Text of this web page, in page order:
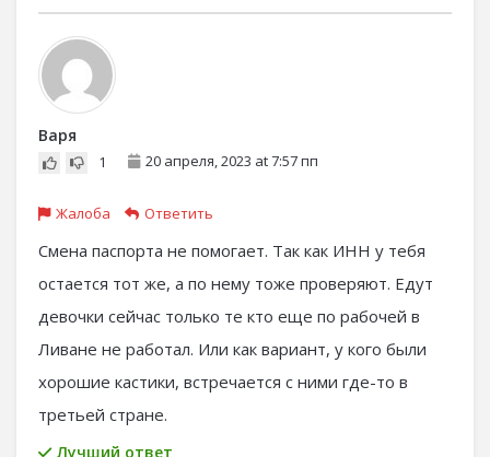
Варя
1 20 апреля, 2023 at 7:57 пп
Жалоба Ответить
Смена паспорта не помогает. Так как ИНН у тебя
остается тот же, а по нему тоже проверяют. Едут
девочки сейчас только те кто еще по рабочей в
Ливане не работал. Или как вариант, у кого были
хорошие кастики, встречается с ними где-то в
третьей стране.
Лучший ответ